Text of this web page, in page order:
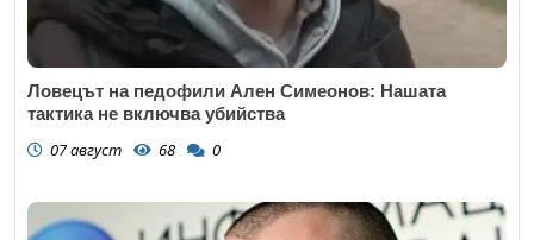
Ловецът на педофили Ален Симеонов: Нашата
тактика не включва убийства
07 август 68 0